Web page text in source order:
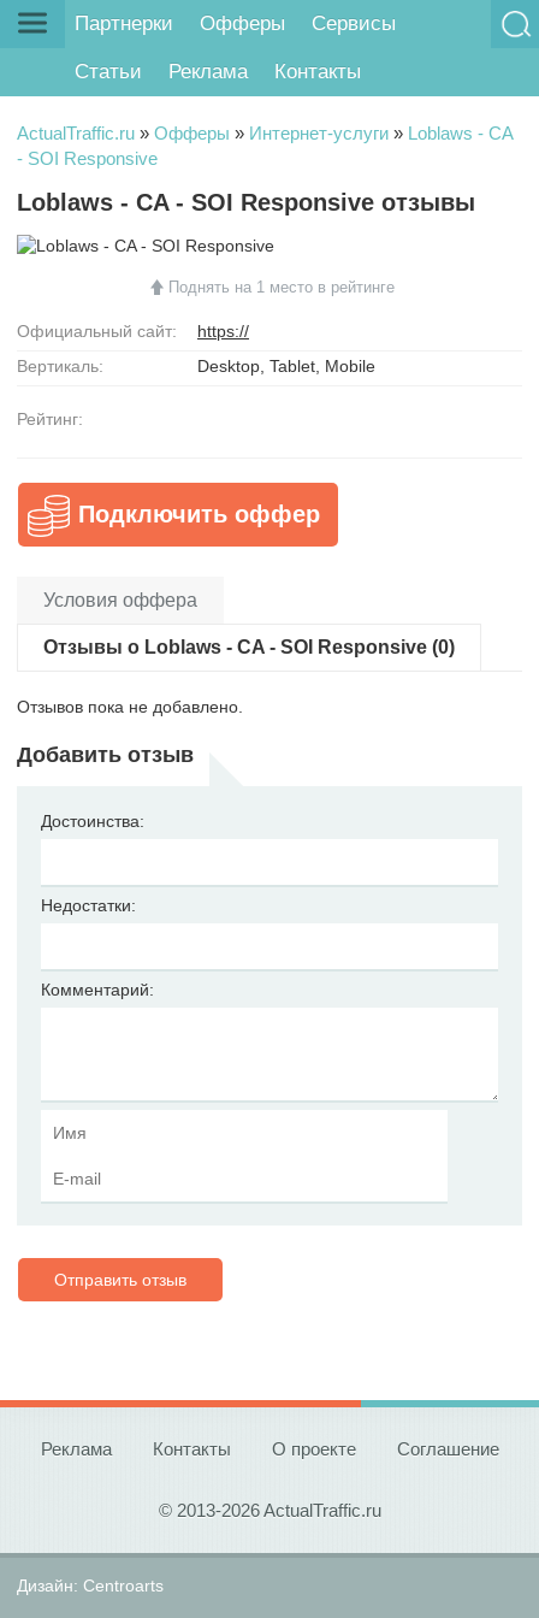
Партнерки Офферы Сервисы
Статьи Реклама Контакты
ActualTraffic.ru » Офферы » Интернет-услуги » Loblaws - CA
- SOI Responsive
Loblaws - CA - SOI Responsive отзывы
Поднять на 1 место в рейтинге
Официальный сайт:
https://
Вертикаль:
Desktop, Tablet, Mobile
Рейтинг:
Подключить оффер
Условия оффера
Отзывы о Loblaws - CA - SOI Responsive (0)
Отзывов пока не добавлено.
Добавить отзыв
Достоинства:
Недостатки:
Комментарий:
Отправить отзыв
Реклама Контакты О проекте Соглашение
© 2013-2026 ActualTraffic.ru
Дизайн: Centroarts